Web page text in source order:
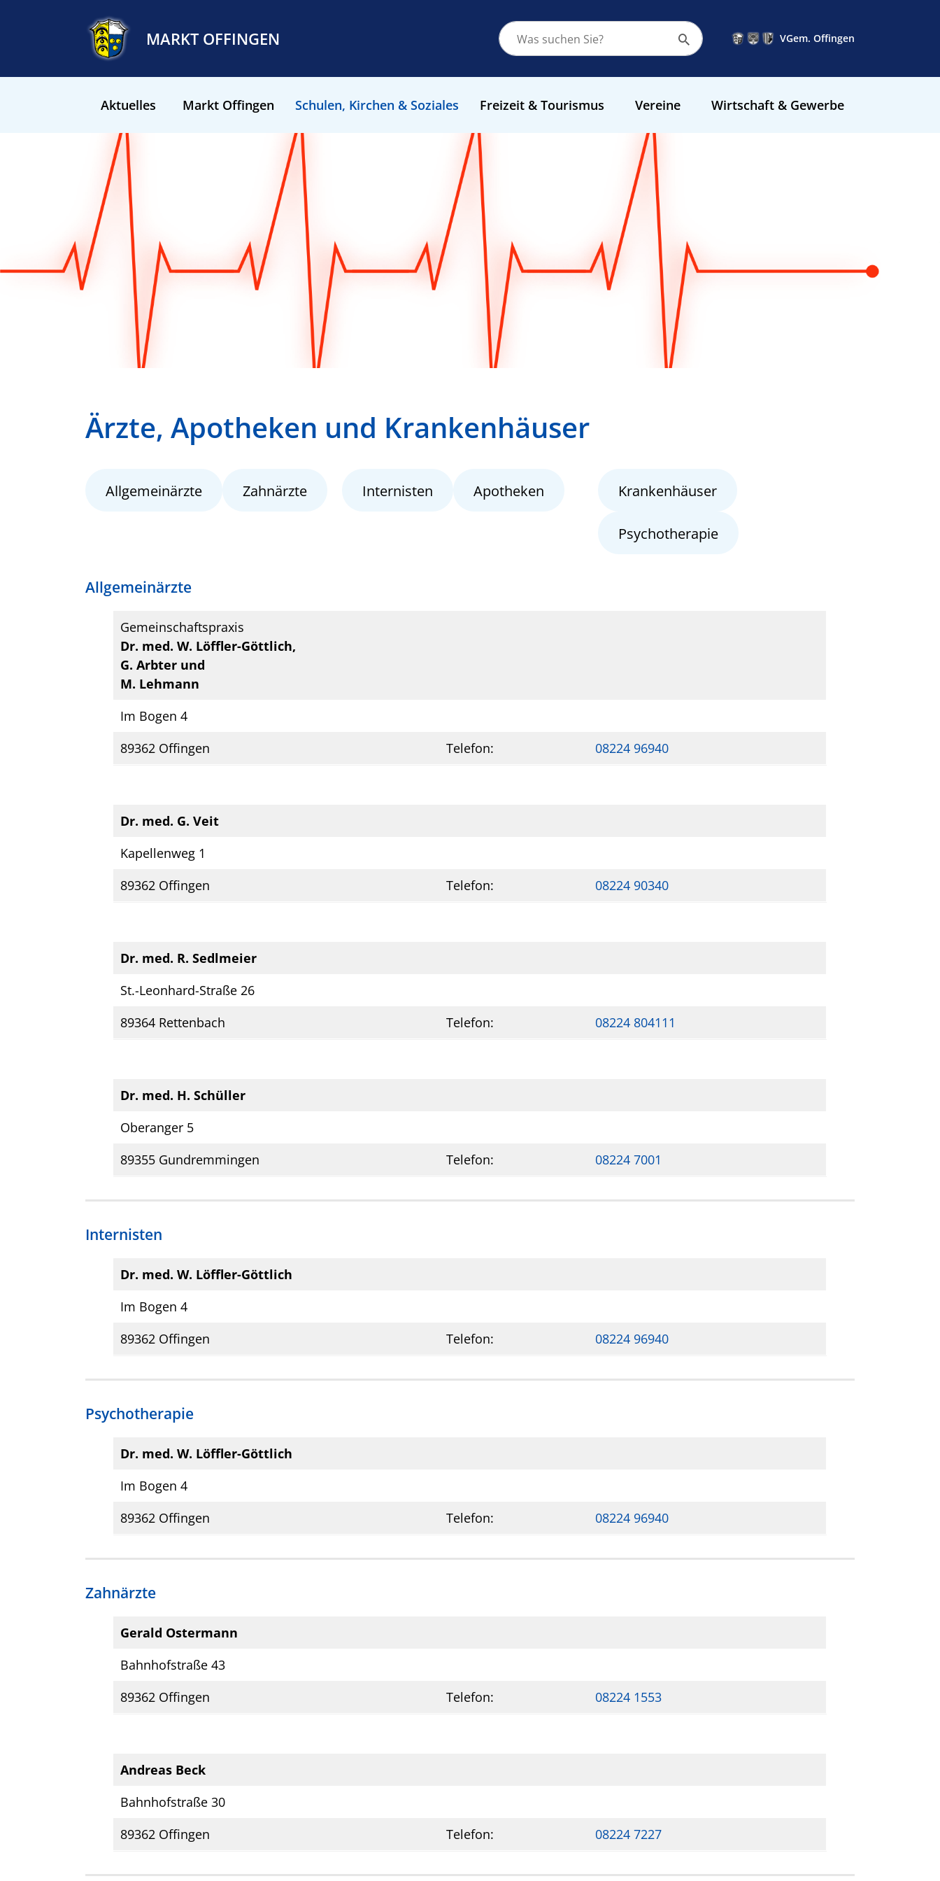
MARKT OFFINGEN VGem. Offingen
Aktuelles Markt Offingen Schulen, Kirchen & Soziales Freizeit & Tourismus Vereine Wirtschaft & Gewerbe
Ärzte, Apotheken und Krankenhäuser
Allgemeinärzte Zahnärzte Internisten Apotheken Krankenhäuser
Psychotherapie
Allgemeinärzte
Gemeinschaftspraxis
Dr. med. W. Löffler-Göttlich,
G. Arbter und
M. Lehmann
Im Bogen 4
89362 Offingen
Telefon: 08224 96940
Dr. med. G. Veit
Kapellenweg 1
89362 Offingen
Telefon: 08224 90340
Dr. med. R. Sedlmeier
St.-Leonhard-Straße 26
89364 Rettenbach
Telefon: 08224 804111
Dr. med. H. Schüller
Oberanger 5
89355 Gundremmingen
Telefon: 08224 7001
Internisten
Dr. med. W. Löffler-Göttlich
Im Bogen 4
89362 Offingen
Telefon: 08224 96940
Psychotherapie
Dr. med. W. Löffler-Göttlich
Im Bogen 4
89362 Offingen
Telefon: 08224 96940
Zahnärzte
Gerald Ostermann
Bahnhofstraße 43
89362 Offingen
Telefon: 08224 1553
Andreas Beck
Bahnhofstraße 30
89362 Offingen
Telefon: 08224 7227